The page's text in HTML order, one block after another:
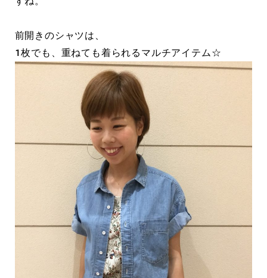
前開きのシャツは、
１枚でも、重ねても着られるマルチアイテム☆